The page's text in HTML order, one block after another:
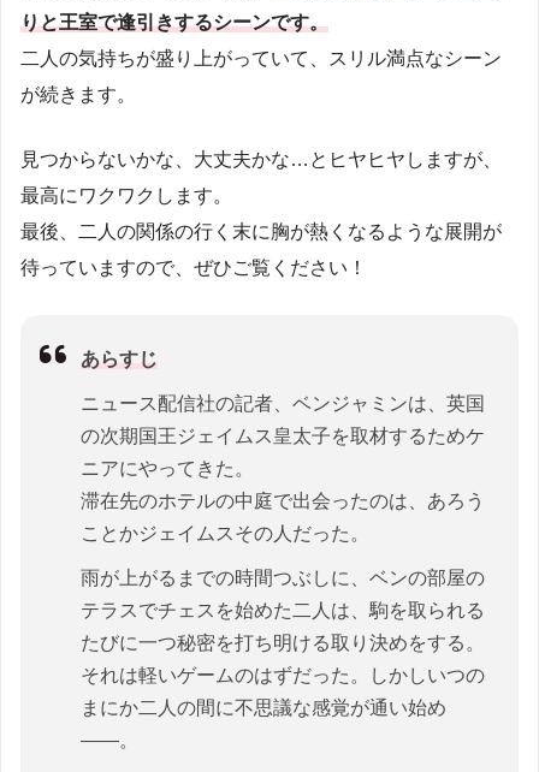
りと王室で逢引きするシーンです。
二人の気持ちが盛り上がっていて、スリル満点なシーン
が続きます。
見つからないかな、大丈夫かな…とヒヤヒヤしますが、
最高にワクワクします。
最後、二人の関係の行く末に胸が熱くなるような展開が
待っていますので、ぜひご覧ください！
あらすじ
ニュース配信社の記者、ベンジャミンは、英国
の次期国王ジェイムス皇太子を取材するためケ
ニアにやってきた。
滞在先のホテルの中庭で出会ったのは、あろう
ことかジェイムスその人だった。
雨が上がるまでの時間つぶしに、ベンの部屋の
テラスでチェスを始めた二人は、駒を取られる
たびに一つ秘密を打ち明ける取り決めをする。
それは軽いゲームのはずだった。しかしいつの
まにか二人の間に不思議な感覚が通い始め
――。